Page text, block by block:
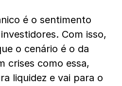
é o sentimento
Com isso,
o cenário é o da
crises como essa,
liquidez e vai para o